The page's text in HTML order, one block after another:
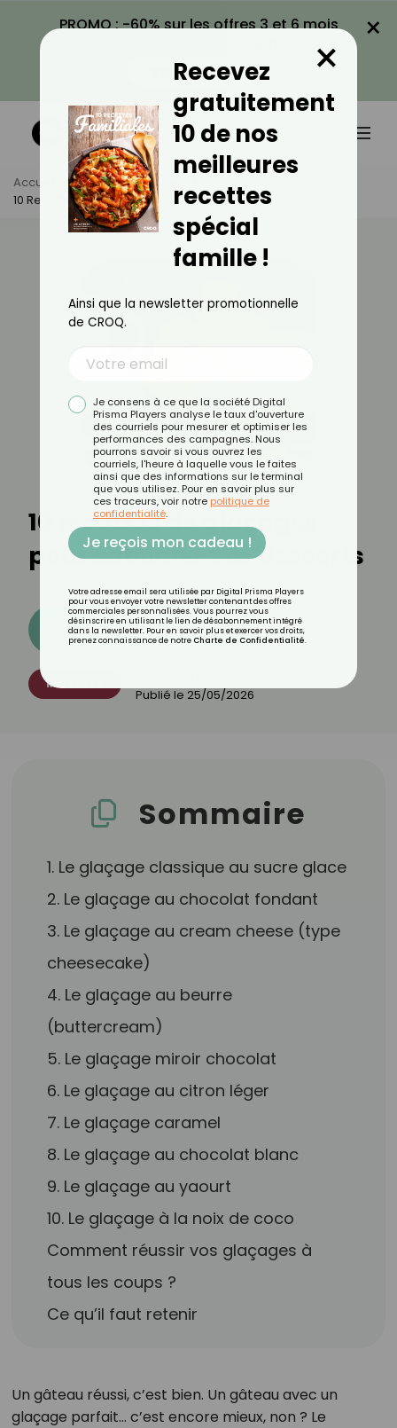
PROMO : -60% sur les offres 3 et 6 mois
VOIR LA PROMO
×
Accueil Actus
Recettes
10 Recettes De Glaçages Pour Sublimer Vos Desserts
10 recettes de glaçages
pour sublimer vos desserts
Découvrez les 11 menus CROQ
RECETTES
Publié le 25/05/2026
Sommaire
1. Le glaçage classique au sucre glace
2. Le glaçage au chocolat fondant
3. Le glaçage au cream cheese (type
cheesecake)
4. Le glaçage au beurre
(buttercream)
5. Le glaçage miroir chocolat
6. Le glaçage au citron léger
7. Le glaçage caramel
8. Le glaçage au chocolat blanc
9. Le glaçage au yaourt
10. Le glaçage à la noix de coco
Comment réussir vos glaçages à
tous les coups ?
Ce qu’il faut retenir
Un gâteau réussi, c’est bien. Un gâteau avec un
glaçage parfait… c’est encore mieux, non ? Le
Recevez
gratuitement
10 de nos
meilleures
recettes
spécial
famille !
×
Ainsi que la newsletter promotionnelle
de CROQ.
Je consens à ce que la société Digital
Prisma Players analyse le taux d'ouverture
des courriels pour mesurer et optimiser les
performances des campagnes. Nous
pourrons savoir si vous ouvrez les
courriels, l'heure à laquelle vous le faites
ainsi que des informations sur le terminal
que vous utilisez. Pour en savoir plus sur
ces traceurs, voir notre politique de
confidentialité.
Je reçois mon cadeau !
Votre adresse email sera utilisée par Digital Prisma Players
pour vous envoyer votre newsletter contenant des offres
commerciales personnalisées. Vous pourrez vous
désinscrire en utilisant le lien de désabonnement intégré
dans la newsletter. Pour en savoir plus et exercer vos droits,
prenez connaissance de notre Charte de Confidentialité.